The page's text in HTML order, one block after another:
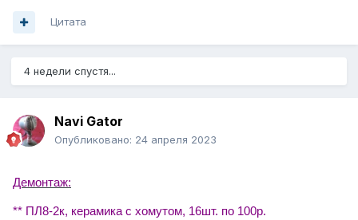
Цитата
4 недели спустя...
Navi Gator
Опубликовано: 24 апреля 2023
Демонтаж:
** ПЛ8-2к, керамика с хомутом, 16шт. по 100р.